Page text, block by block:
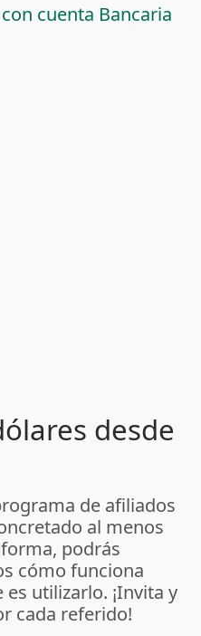
cuenta Bancaria
desde
de afiliados
al menos
podrás
cómo funciona
utilizarlo. ¡Invita y
cada referido!